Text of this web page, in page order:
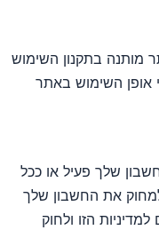
מותנה בתקנון השימוש
אופן השימוש באתר
שלך פעיל או ככל
את החשבון שלך
הזו ולחוק